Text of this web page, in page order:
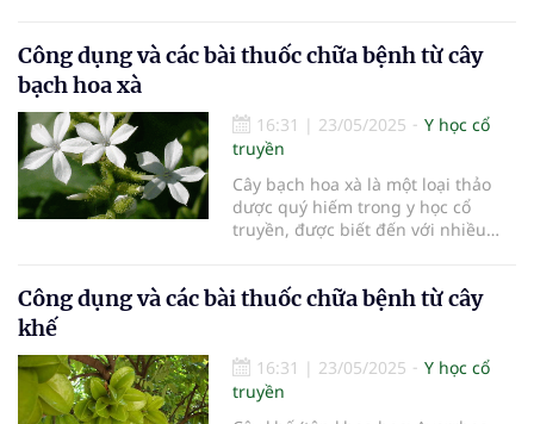
Công dụng và các bài thuốc chữa bệnh từ cây
bạch hoa xà
16:31 | 23/05/2025
Y học cổ
truyền
Cây bạch hoa xà là một loại thảo
dược quý hiếm trong y học cổ
truyền, được biết đến với nhiều
đại, cây bạch hoa xà ngày càng
ta sẽ tìm hiểu chi tiết về công dụng
và các bài thuốc chữa bệnh từ cây
bạch hoa xà.
Công dụng và các bài thuốc chữa bệnh từ cây
khế
16:31 | 23/05/2025
Y học cổ
truyền